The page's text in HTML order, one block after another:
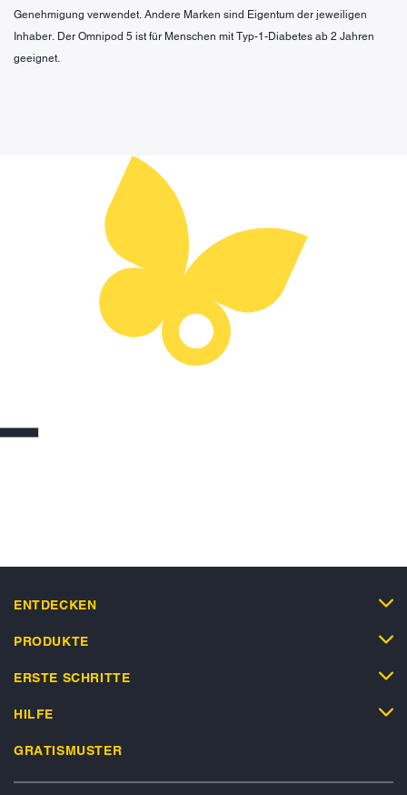
Genehmigung verwendet. Andere Marken sind Eigentum der jeweiligen
Inhaber. Der Omnipod 5 ist für Menschen mit Typ-1-Diabetes ab 2 Jahren
geeignet.
ENTDECKEN
PRODUKTE
ERSTE SCHRITTE
HILFE
GRATISMUSTER